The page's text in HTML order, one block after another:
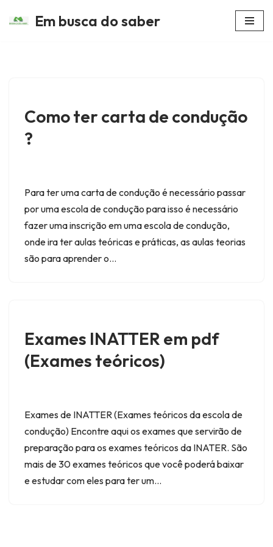
Em busca do saber
Como ter carta de condução
?
Para ter uma carta de condução é necessário passar
por uma escola de condução para isso é necessário
fazer uma inscrição em uma escola de condução,
onde ira ter aulas teóricas e práticas, as aulas teorias
são para aprender o…
Exames INATTER em pdf
(Exames teóricos)
Exames de INATTER (Exames teóricos da escola de
condução) Encontre aqui os exames que servirão de
preparação para os exames teóricos da INATER. São
mais de 30 exames teóricos que você poderá baixar
e estudar com eles para ter um…